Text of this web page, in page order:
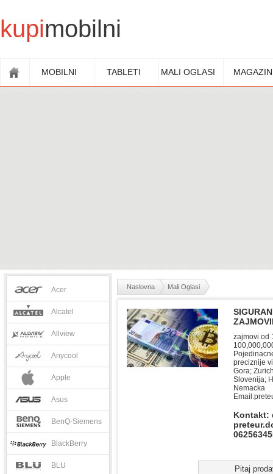
kupimobilni
MOBILNI TABLETI MALI OGLASI MAGAZIN
Acer
Alcatel
Allview
Anycool
Apple
Asus
BenQ-Siemens
BlackBerry
BLU
Naslovna Mali Oglasi
zajmovi od
preciznije
Gora;
Slovenija;
Nemacka
Email:
Kontakt:
Pitaj